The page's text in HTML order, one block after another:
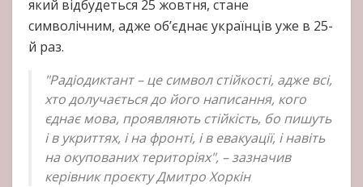
який відбудеться 25 жовтня, стане
символічним, адже об’єднає українців уже в 25-
й раз.
"Радіодиктант – це символ стійкості, адже всі,
хто долучається до його написання, кого
єднає мова, проявляють стійкість, бо пишуть
і в укриттях, і на фронті, і в евакуації, і навіть
на окупованих територіях", – зазначив
керівник проєкту Дмитро Хоркін